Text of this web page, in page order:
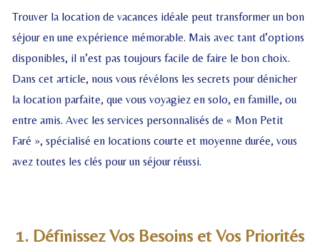
Trouver la location de vacances idéale peut transformer un bon
séjour en une expérience mémorable. Mais avec tant d’options
disponibles, il n’est pas toujours facile de faire le bon choix.
Dans cet article, nous vous révélons les secrets pour dénicher
la location parfaite, que vous voyagiez en solo, en famille, ou
entre amis. Avec les services personnalisés de « Mon Petit
Faré », spécialisé en locations courte et moyenne durée, vous
avez toutes les clés pour un séjour réussi.
1. Définissez Vos Besoins et Vos Priorités